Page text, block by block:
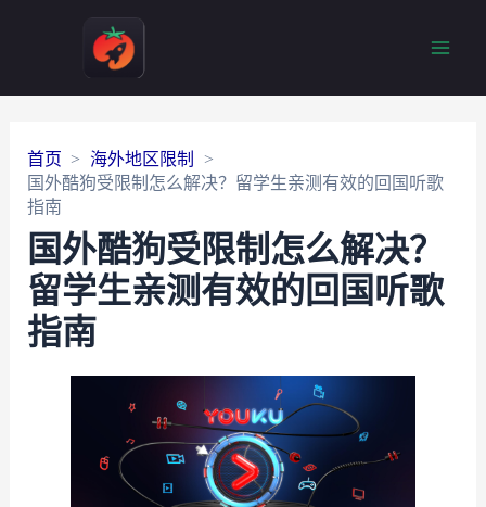
首页
海外地区限制
国外酷狗受限制怎么解决？留学生亲测有效的回国听歌
指南
国外酷狗受限制怎么解决？
留学生亲测有效的回国听歌
指南